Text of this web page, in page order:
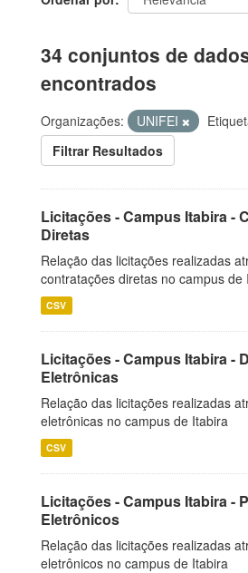
34 conjuntos de
encontrados
Organizações: UNIFEI
Filtrar Resultados
Licitações - Campus Itabira -
Diretas
Relação das licitações realizadas
contratações diretas no campus de
CSV
Licitações - Campus Itabira -
Eletrônicas
Relação das licitações realizadas
eletrônicas no campus de Itabira
CSV
Licitações - Campus Itabira -
Eletrônicos
Relação das licitações realizadas
eletrônicos no campus de Itabira